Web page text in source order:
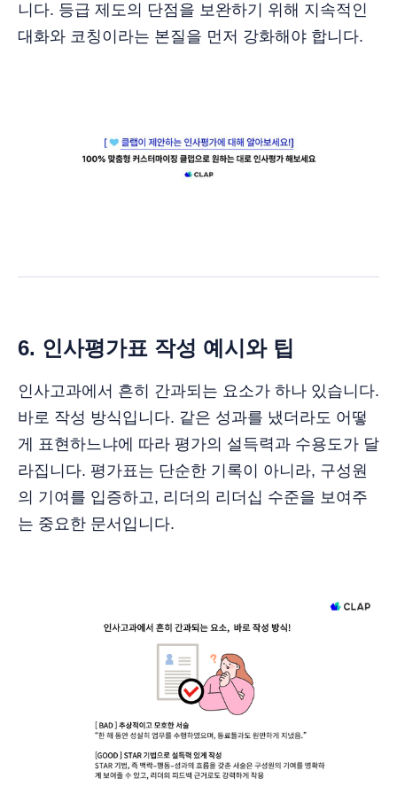
니다. 등급 제도의 단점을 보완하기 위해 지속적인
대화와 코칭이라는 본질을 먼저 강화해야 합니다.
6. 인사평가표 작성 예시와 팁
인사고과에서 흔히 간과되는 요소가 하나 있습니다.
바로 작성 방식입니다. 같은 성과를 냈더라도 어떻
게 표현하느냐에 따라 평가의 설득력과 수용도가 달
라집니다. 평가표는 단순한 기록이 아니라, 구성원
의 기여를 입증하고, 리더의 리더십 수준을 보여주
는 중요한 문서입니다.